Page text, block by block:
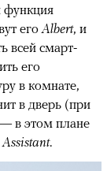
функция
егоAlbert, и
всей смарт-
его
в комнате,
в дверь (при
в этом плане
Assistant.